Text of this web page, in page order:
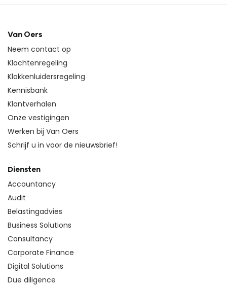
Van Oers
Neem contact op
Klachtenregeling
Klokkenluidersregeling
Kennisbank
Klantverhalen
Onze vestigingen
Werken bij Van Oers
Schrijf u in voor de nieuwsbrief!
Diensten
Accountancy
Audit
Belastingadvies
Business Solutions
Consultancy
Corporate Finance
Digital Solutions
Due diligence